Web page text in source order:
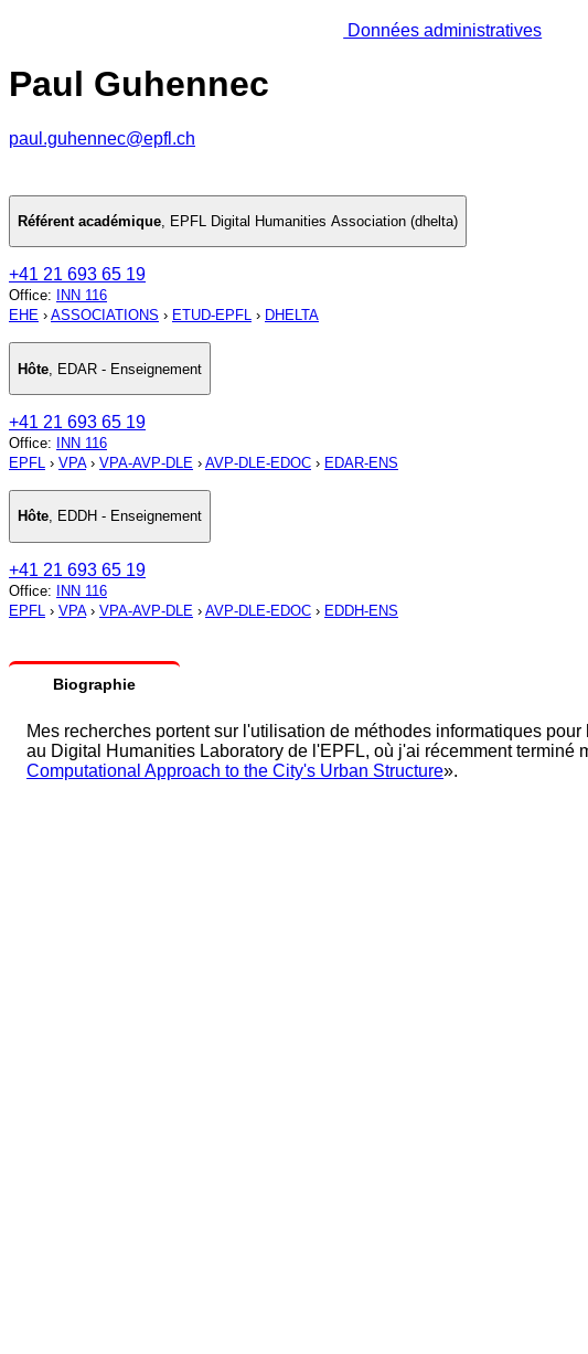
Données administratives
Paul Guhennec
paul.guhennec@epfl.ch
Référent académique, EPFL Digital Humanities Association (dhelta)
+41 21 693 65 19
Office:
INN 116
EHE › ASSOCIATIONS › ETUD-EPFL › DHELTA
Hôte EDAR - Enseignement
+41 21 693 65 19
Office:
INN 116
EPFL › VPA› VPA-AVP-DLE › AVP-DLE-EDOC › EDAR-ENS
Hôte, EDDH - Enseignement
+41 21 693 65 19
Office: INN 116
EPFL › VPA› VPA-AVP-DLE › AVP-DLE-EDOC › EDDH-ENS
Biographie
Mes recherches portent sur l'utilisation de méthodes informatiques
au Digital Humanities Laboratory de l'EPFL, où j'ai récemment
Computational Approach to the City's Urban Structure».